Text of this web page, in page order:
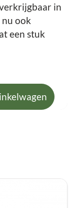
in
ook
een stuk